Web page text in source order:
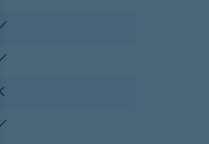
enthalten
enthalten
enthalten